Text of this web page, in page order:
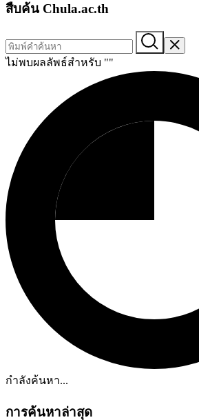
สืบค้น Chula.ac.th
ไม่พบผลลัพธ์สำหรับ ""
กำลังค้นหา...
การค้นหาล่าสุด